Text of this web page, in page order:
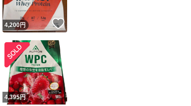
このユーザーは他フリマサービスでの取引実績があります
であり、発送を保証しているものではありません
このユーザーは高頻度で24時間以内＆設定した発送日数内に発送してい
ます
出品ページへ
キャンセル
ね！
4,200円 いいね！
4,395円